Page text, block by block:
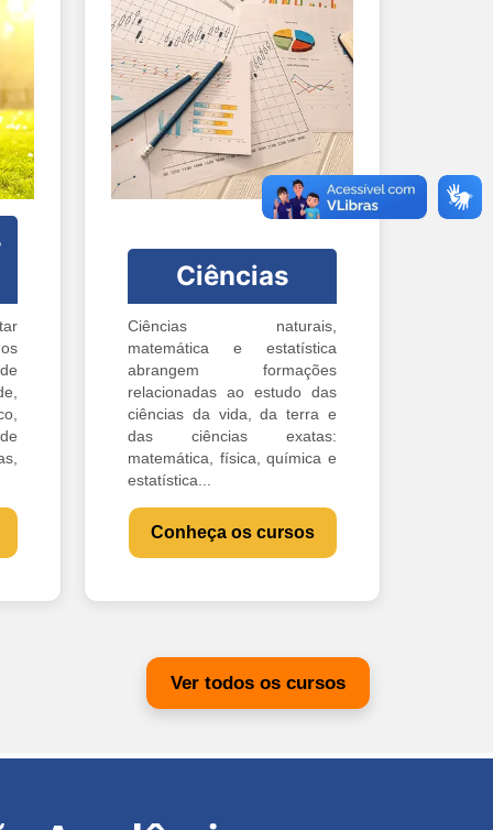
Ciências
Ciências naturais,
matemática e estatística
abrangem formações
relacionadas ao estudo das
ciências da vida, da terra e
das ciências exatas:
matemática, física, química e
estatística...
Conheça os cursos
Ver todos os cursos